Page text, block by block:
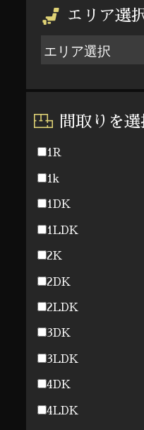
エリア選
間取りを選
1R
1k
1DK
1LDK
2K
2DK
2LDK
3DK
3LDK
4DK
4LDK